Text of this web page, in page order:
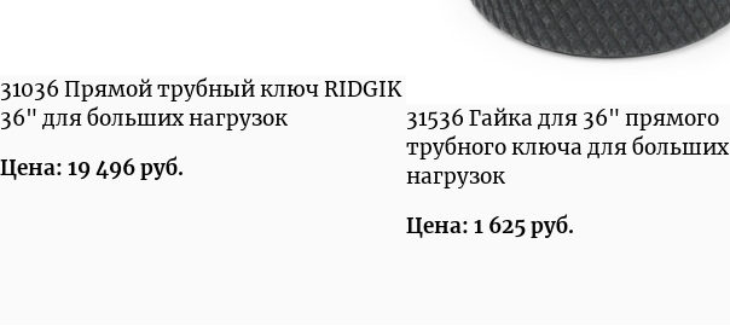
31036 Прямой трубный ключ RIDGIK
36" для больших нагрузок
Цена: 19 496 руб.
31536 Гайка для 36" прямого
трубного ключа для больших
нагрузок
Цена: 1 625 руб.